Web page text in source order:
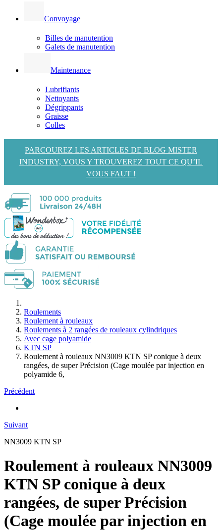
Convoyage
Billes de manutention
Galets de manutention
Maintenance
Lubrifiants
Nettoyants
Dégrippants
Graisse
Colles
PARCOUREZ LES ARTICLES DE BLOG MISTER
INDUSTRY, VOUS Y TROUVEREZ TOUT CE QU’IL
VOUS FAUT !
Roulements
Roulement à rouleaux
Roulements à 2 rangées de rouleaux cylindriques
Avec cage polyamide
KTN SP
Roulement à rouleaux NN3009 KTN SP conique à deux
rangées, de super Précision (Cage moulée par injection en
polyamide 6,
Précédent
Suivant
NN3009 KTN SP
Roulement à rouleaux NN3009
KTN SP conique à deux
rangées, de super Précision
(Cage moulée par injection en